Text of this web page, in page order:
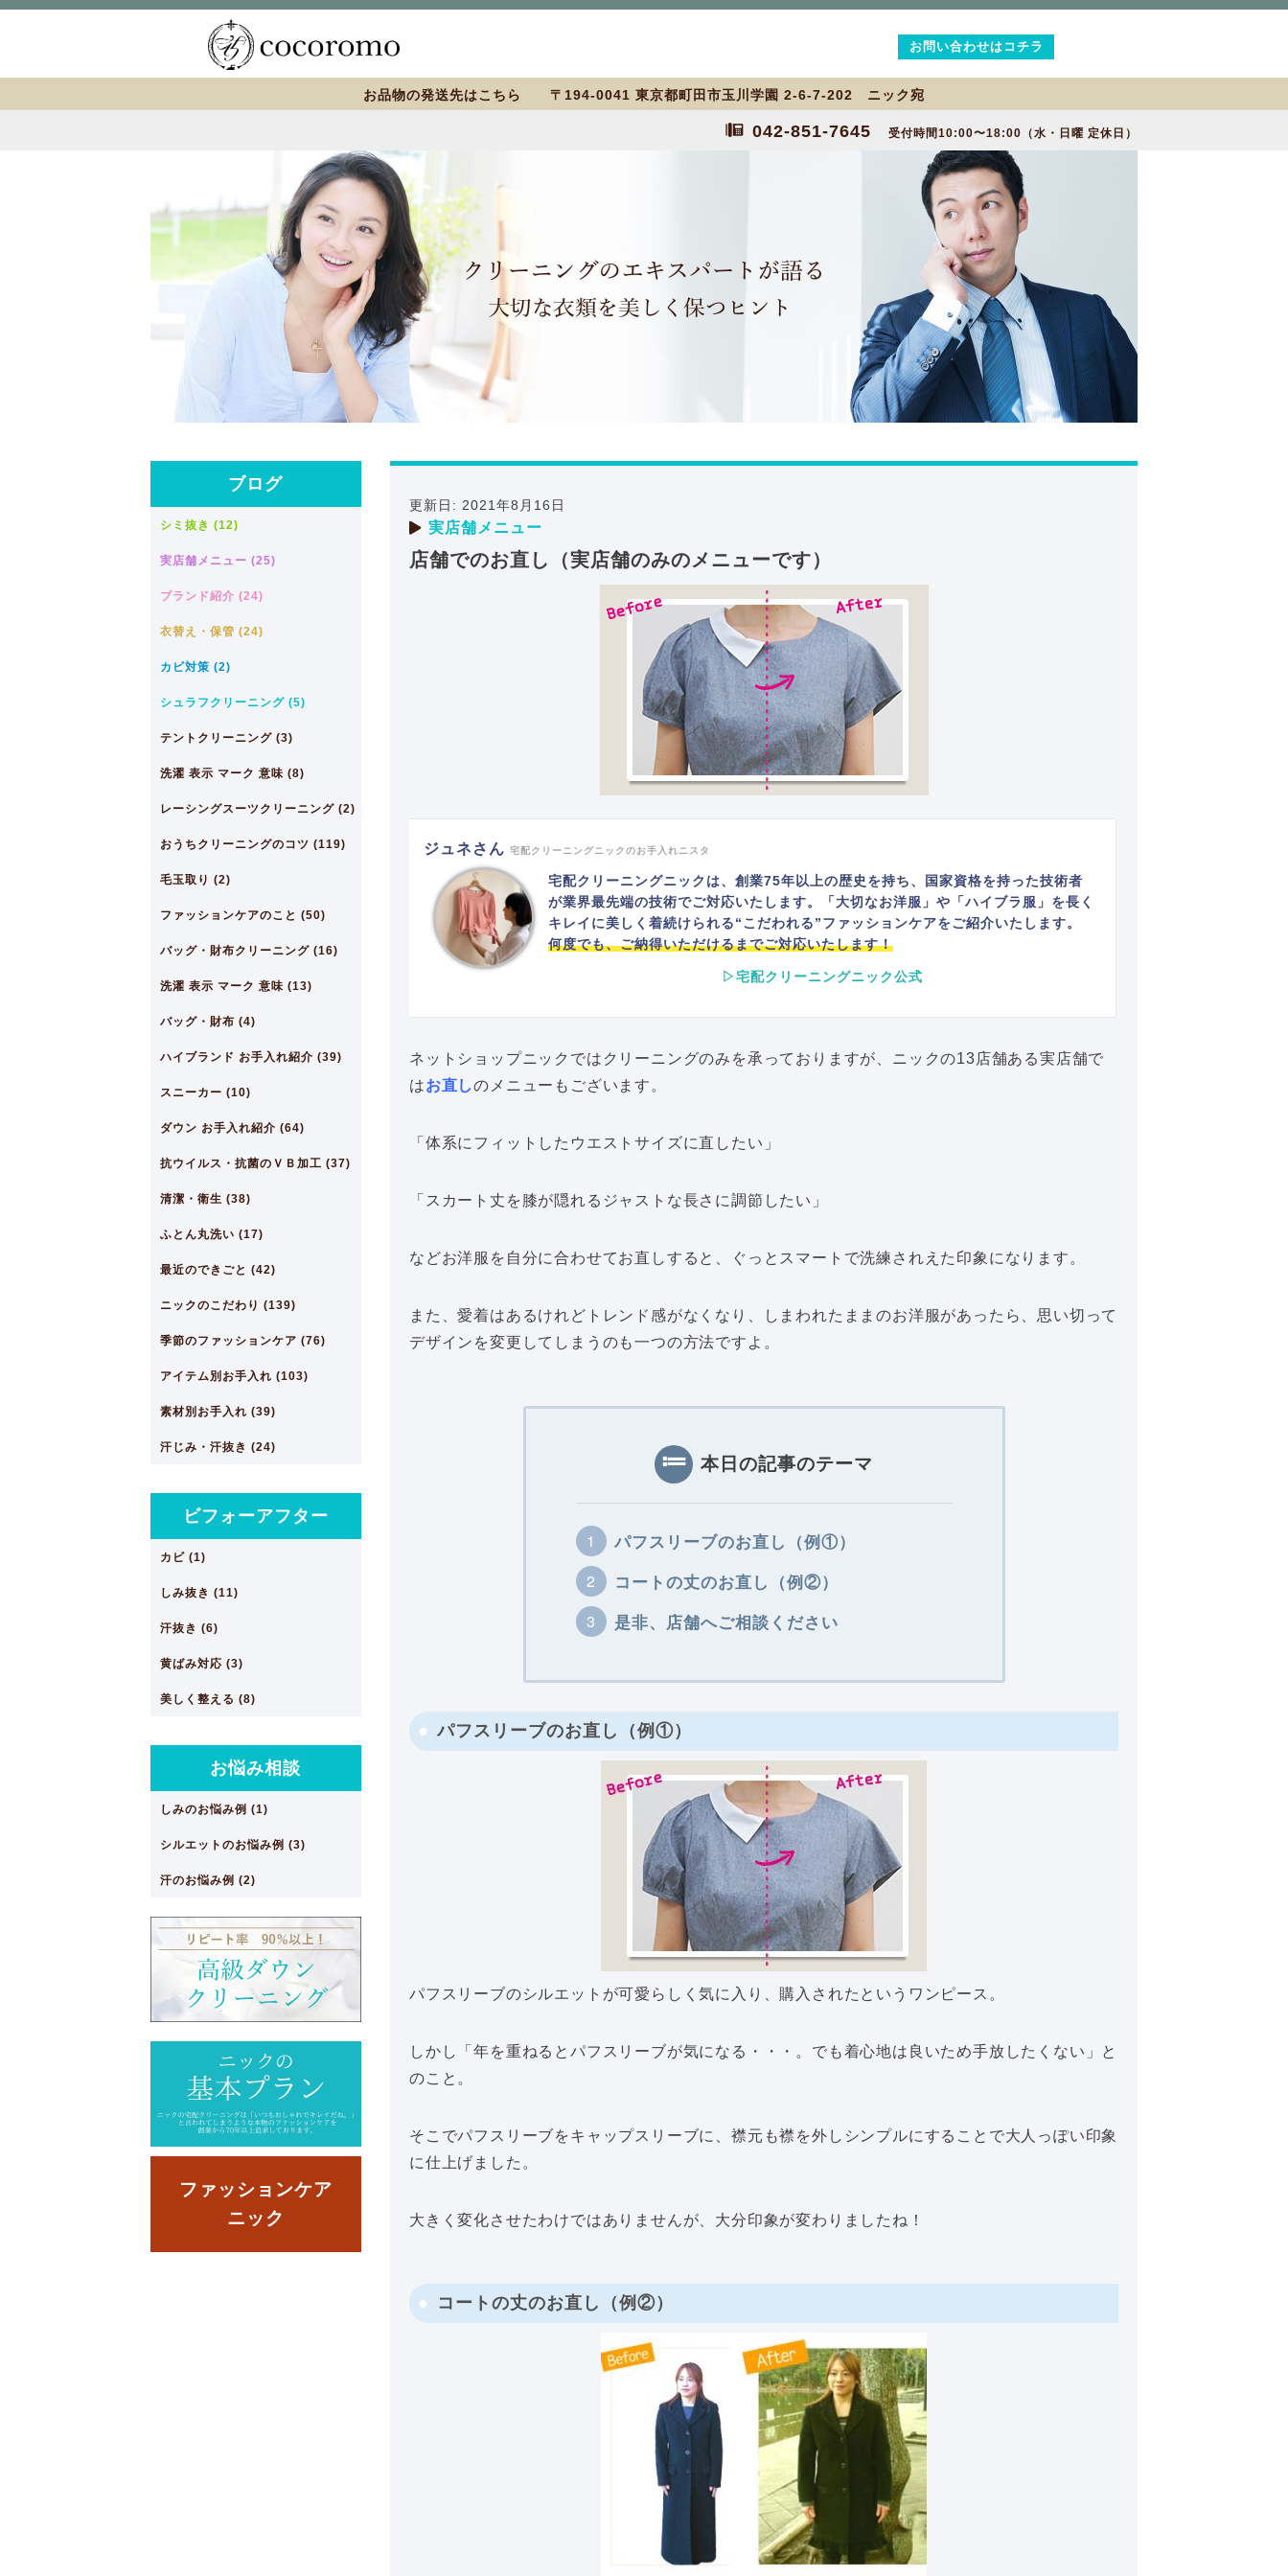
お問い合わせはコチラ
お品物の発送先はこちら 〒194-0041 東京都町田市玉川学園 2-6-7-202 ニック宛
042-851-7645 受付時間10:00〜18:00（水・日曜 定休日）
更新日: 2021年8月16日
実店舗メニュー
店舗でのお直し（実店舗のみのメニューです）
ジュネさん 宅配クリーニングニックのお手入れニスタ
宅配クリーニングニックは、創業75年以上の歴史を持ち、国家資格を持った技術者
が業界最先端の技術でご対応いたします。「大切なお洋服」や「ハイブラ服」を長く
キレイに美しく着続けられる“こだわれる”ファッションケアをご紹介いたします。
何度でも、ご納得いただけるまでご対応いたします！
▷宅配クリーニングニック公式
ネットショップニックではクリーニングのみを承っておりますが、ニックの13店舗ある実店舗で
はお直しのメニューもございます。
「体系にフィットしたウエストサイズに直したい」
「スカート丈を膝が隠れるジャストな長さに調節したい」
などお洋服を自分に合わせてお直しすると、ぐっとスマートで洗練されえた印象になります。
また、愛着はあるけれどトレンド感がなくなり、しまわれたままのお洋服があったら、思い切って
デザインを変更してしまうのも一つの方法ですよ。
本日の記事のテーマ
パフスリーブのお直し（例①）
コートの丈のお直し（例②）
是非、店舗へご相談ください
パフスリーブのお直し（例①）
パフスリーブのシルエットが可愛らしく気に入り、購入されたというワンピース。
しかし「年を重ねるとパフスリーブが気になる・・・。でも着心地は良いため手放したくない」と
のこと。
そこでパフスリーブをキャップスリーブに、襟元も襟を外しシンプルにすることで大人っぽい印象
に仕上げました。
大きく変化させたわけではありませんが、大分印象が変わりましたね！
コートの丈のお直し（例②）
ブログ
シミ抜き (12)
実店舗メニュー (25)
ブランド紹介 (24)
衣替え・保管 (24)
カビ対策 (2)
シュラフクリーニング (5)
テントクリーニング (3)
洗濯 表示 マーク 意味 (8)
レーシングスーツクリーニング (2)
おうちクリーニングのコツ (119)
毛玉取り (2)
ファッションケアのこと (50)
バッグ・財布クリーニング (16)
洗濯 表示 マーク 意味 (13)
バッグ・財布 (4)
ハイブランド お手入れ紹介 (39)
スニーカー (10)
ダウン お手入れ紹介 (64)
抗ウイルス・抗菌のＶＢ加工 (37)
清潔・衛生 (38)
ふとん丸洗い (17)
最近のできごと (42)
ニックのこだわり (139)
季節のファッションケア (76)
アイテム別お手入れ (103)
素材別お手入れ (39)
汗じみ・汗抜き (24)
ビフォーアフター
カビ (1)
しみ抜き (11)
汗抜き (6)
黄ばみ対応 (3)
美しく整える (8)
お悩み相談
しみのお悩み例 (1)
シルエットのお悩み例 (3)
汗のお悩み例 (2)
ファッションケア
ニック